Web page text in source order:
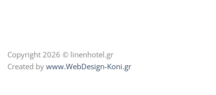
Copyright 2026 © linenhotel.gr
Created by www.WebDesign-Koni.gr